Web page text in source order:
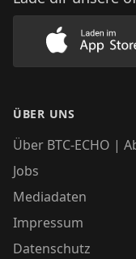
Lade
ÜBER UNS
Über BTC-ECHO |
Jobs
Mediadaten
Impressum
Datenschutz